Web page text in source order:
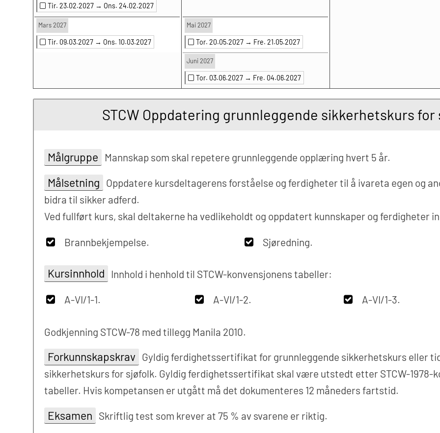
Tir. 23.02.2027 → Ons. 24.02.2027
Mars 2027
Tir. 09.03.2027 → Ons. 10.03.2027
Mai 2027
Tor. 20.05.2027 → Fre. 21.05.2027
Juni 2027
Tor. 03.06.2027 → Fre. 04.06.2027
STCW Oppdatering grunnleggende sikkerhetskurs for
Målgruppe Mannskap som skal repetere grunnleggende opplæring hvert 5 år.
Målsetning Oppdatere kursdeltagerens forståelse og ferdigheter til å ivareta egen og
bidra til sikker adferd.
Ved fullført kurs, skal deltakerne ha vedlikeholdt og oppdatert kunnskaper og ferdigheter
Brannbekjempelse. Sjøredning.
Kursinnhold Innhold i henhold til STCW-konvensjonens tabeller:
A-VI/1-1. A-VI/1-2. A-VI/1-3.
Godkjenning STCW-78 med tillegg Manila 2010.
Forkunnskapskrav Gyldig ferdighetssertifikat for grunnleggende sikkerhetskurs eller
sikkerhetskurs for sjøfolk. Gyldig ferdighetssertifikat skal være utstedt etter STCW-1978-
tabeller. Hvis kompetansen er utgått må det dokumenteres 12 måneders fartstid.
Eksamen Skriftlig test som krever at 75 % av svarene er riktig.